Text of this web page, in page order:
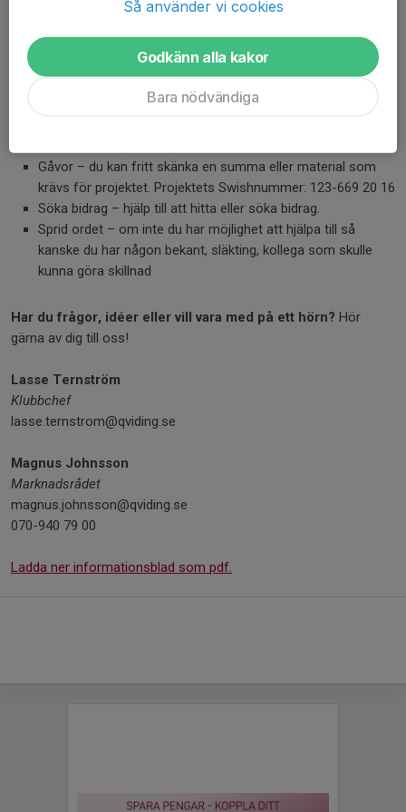
medlemmar, privatpersoner, företagare och företag både i
närområdet och övriga Sverige för stöd i projektet.
Det finns flera olika sätt att bidra till att ta projektet i mål:
Sponsring – bli partner till föreningen och bidra till
Gåvor – du kan fritt skänka en summa eller material som
krävs för projektet. Projektets Swishnummer: 123-669 20 16
Söka bidrag – hjälp till att hitta eller söka bidrag.
Sprid ordet – om inte du har möjlighet att hjälpa till så
kanske du har någon bekant, släkting, kollega som skulle
kunna göra skillnad
Har du frågor, idéer eller vill vara med på ett hörn? Hör
gärna av dig till oss!
Lasse Ternström
Klubbchef
lasse.ternstrom@qviding.se
Magnus Johnsson
Marknadsrådet
magnus.johnsson@qviding.se
070-940 79 00
Ladda ner informationsblad som pdf.
Så använder vi cookies
Godkänn alla kakor
Bara nödvändiga